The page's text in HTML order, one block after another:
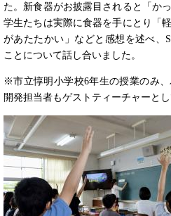
た。新食器がお披露目されると「か
学生たちは実際に食器を手にとり「
があたたかい」などと感想を述べ、
ことについて話し合いました。
※市立惇明小学校6年生の授業のみ
開発担当者もゲストティーチャーとし